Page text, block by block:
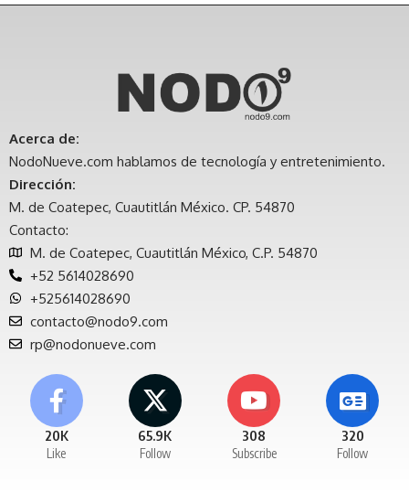
Acerca de:
NodoNueve.com hablamos de tecnología y entretenimiento.
Dirección:
M. de Coatepec, Cuautitlán México. CP. 54870
Contacto:
M. de Coatepec, Cuautitlán México, C.P. 54870
+52 5614028690
+525614028690
contacto@nodo9.com
rp@nodonueve.com
20K
Like
65.9K
Follow
308
Subscribe
320
Follow